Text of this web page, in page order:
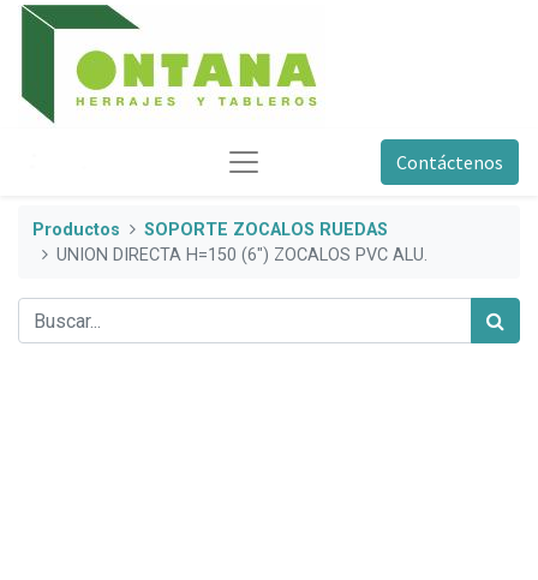
Contáctenos
Productos
SOPORTE ZOCALOS RUEDAS
UNION DIRECTA H=150 (6") ZOCALOS PVC ALU.